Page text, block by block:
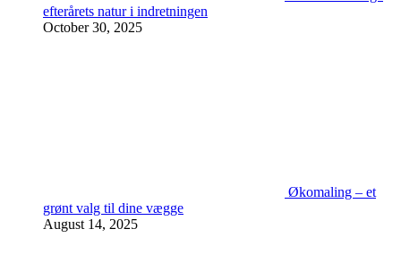
efterårets natur i indretningen
October 30, 2025
Økomaling – et
grønt valg til dine vægge
August 14, 2025